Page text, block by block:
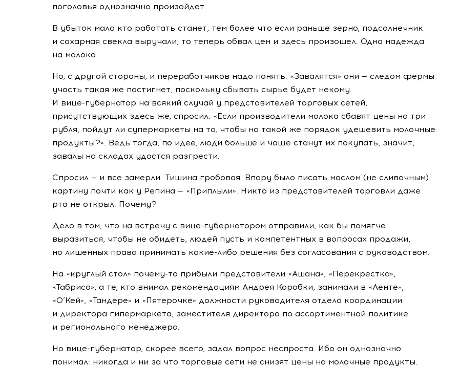
поголовья однозначно произойдет.
В убыток мало кто работать станет, тем более что если раньше зерно, подсолнечник
и сахарная свекла выручали, то теперь обвал цен и здесь произошел. Одна надежда
на молоко.
Но, с другой стороны, и переработчиков надо понять. «Завалятся» они — следом фермы
участь такая же постигнет, поскольку сбывать сырье будет некому.
И вице-губернатор на всякий случай у представителей торговых сетей,
присутствующих здесь же, спросил: «Если производители молока сбавят цены на три
рубля, пойдут ли супермаркеты на то, чтобы на такой же порядок удешевить молочные
продукты?». Ведь тогда, по идее, люди больше и чаще станут их покупать, значит,
завалы на складах удастся разгрести.
Спросил — и все замерли. Тишина гробовая. Впору было писать маслом (не сливочным)
картину почти как у Репина — «Приплыли». Никто из представителей торговли даже
рта не открыл. Почему?
Дело в том, что на встречу с вице-губернатором отправили, как бы помягче
выразиться, чтобы не обидеть, людей пусть и компетентных в вопросах продажи,
но лишенных права принимать какие-либо решения без согласования с руководством.
На «круглый стол» почему-то прибыли представители «Ашана», «Перекрестка»,
«Табриса», а те, кто внимал рекомендациям Андрея Коробки, занимали в «Ленте»,
«О’Кей», «Тандере» и «Пятерочке» должности руководителя отдела координации
и директора гипермаркета, заместителя директора по ассортиментной политике
и регионального менеджера.
Но вице-губернатор, скорее всего, задал вопрос неспроста. Ибо он однозначно
понимал: никогда и ни за что торговые сети не снизят цены на молочные продукты.